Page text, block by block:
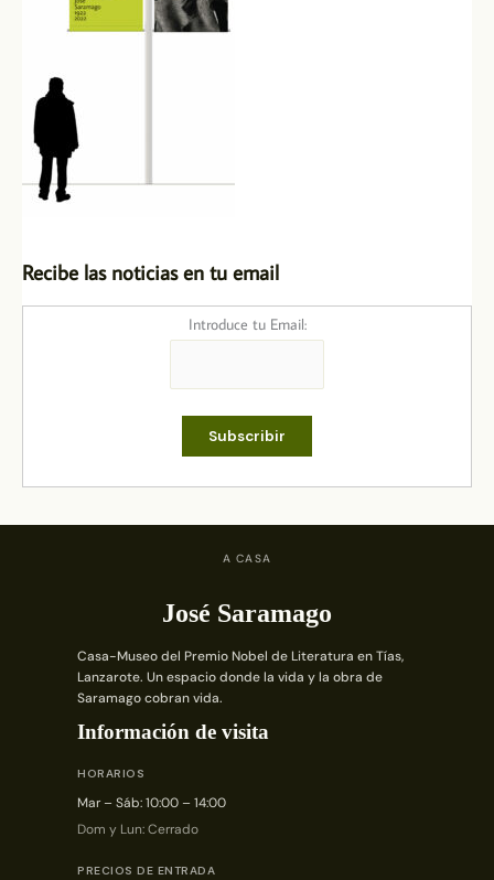
Recibe las noticias en tu email
Introduce tu Email:
A CASA
José Saramago
Casa-Museo del Premio Nobel de Literatura en Tías,
Lanzarote. Un espacio donde la vida y la obra de
Saramago cobran vida.
Información de visita
HORARIOS
Mar – Sáb: 10:00 – 14:00
Dom y Lun: Cerrado
PRECIOS DE ENTRADA